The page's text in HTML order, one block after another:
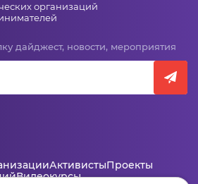
организаций
дайджест, новости, мероприятия
АктивистыПроекты
Видеокурсы